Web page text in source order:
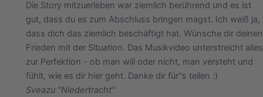
Die Story mitzuerleben war ziemlich berührend und es ist
gut, dass du es zum Abschluss bringen magst. Ich weiß ja,
dass dich das ziemlich beschäftigt hat. Wünsche dir deinen
Frieden mit der Situation. Das Musikvideo unterstreicht alles
zur Perfektion - ob man will oder nicht, man versteht und
fühlt, wie es dir hier geht. Danke dir für''s teilen :)
Sveazu "Niedertracht"